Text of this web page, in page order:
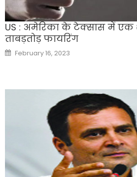
US : अमेरिका के टेक्सास में एक
ताबड़तोड़ फायरिंग
Posted
on
February 16, 2023